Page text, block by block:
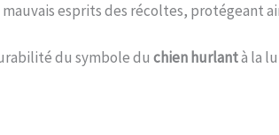
esprits des récoltes, protégeant
du symbole duchien hurlantà la